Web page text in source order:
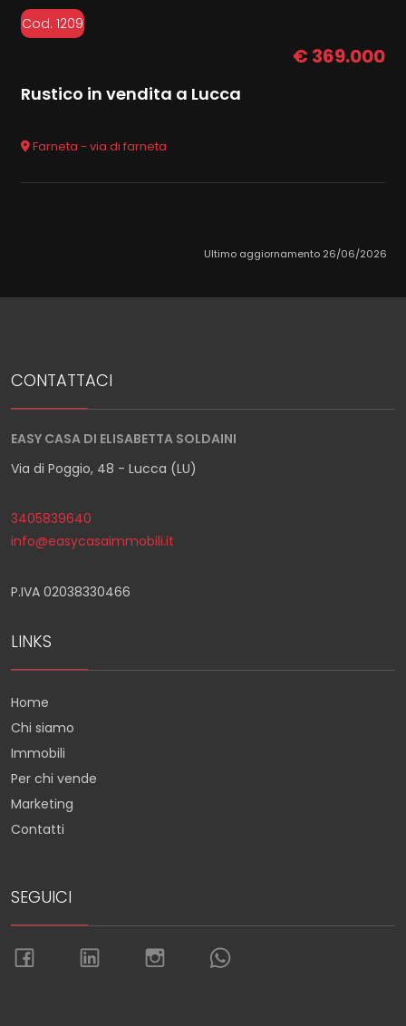
Cod. 1209
€ 369.000
Rustico in vendita a Lucca
Farneta - via di farneta
Ultimo aggiornamento 26/06/2026
CONTATTACI
EASY CASA DI ELISABETTA SOLDAINI
Via di Poggio, 48 - Lucca (LU)
3405839640
info@easycasaimmobili.it
P.IVA 02038330466
LINKS
Home
Chi siamo
Immobili
Per chi vende
Marketing
Contatti
SEGUICI